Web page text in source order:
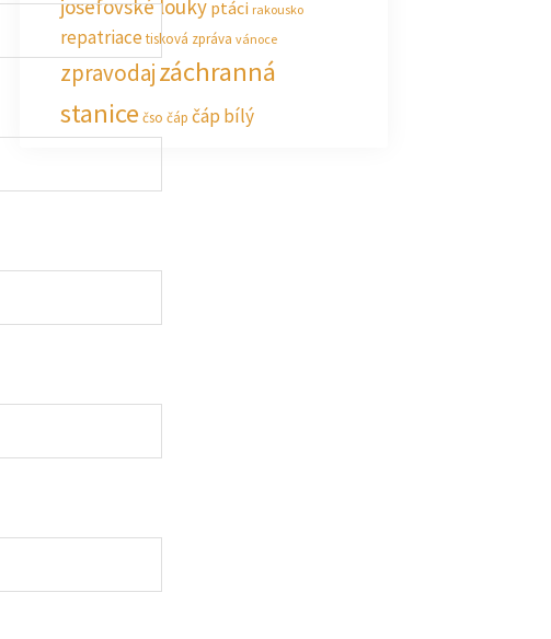
josefovské louky ptáci rakousko
repatriacetisková zpráva vánoce
zpravodajzáchranná
stanice čso čáp čáp bílý